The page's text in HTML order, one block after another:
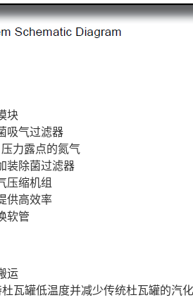
块
吸气过滤器
压力露点的氮气
装除菌过滤器
压缩机组
供高效率
软管
运
瓦罐低温度并减少传统杜瓦罐的汽化